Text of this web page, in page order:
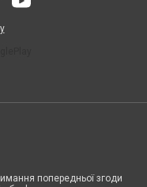
попередньої згоди